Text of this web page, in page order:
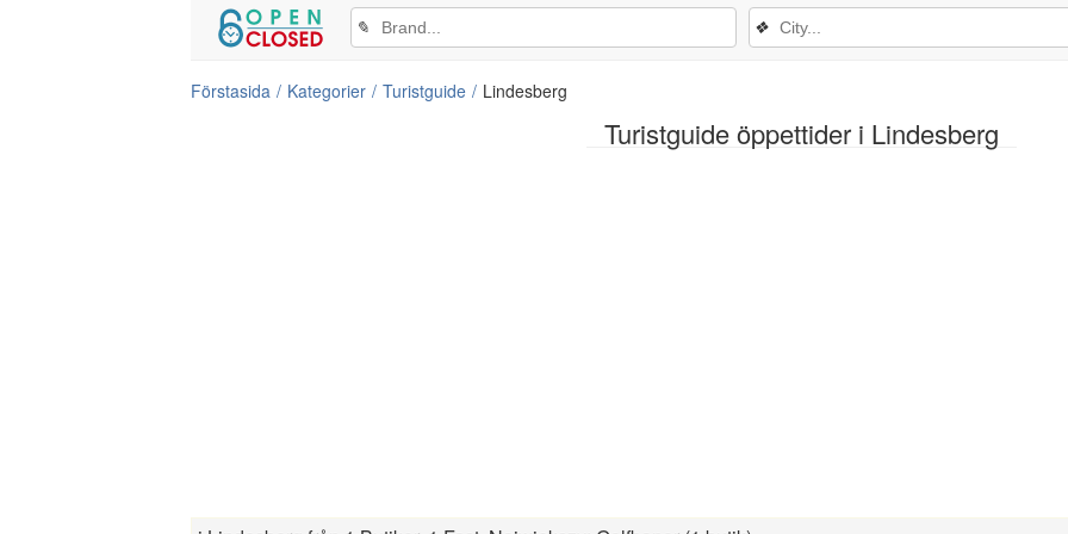
Turistguide öppettider i Lindesberg
✎ ❖
Förstasida Kategorier Turistguide Lindesberg